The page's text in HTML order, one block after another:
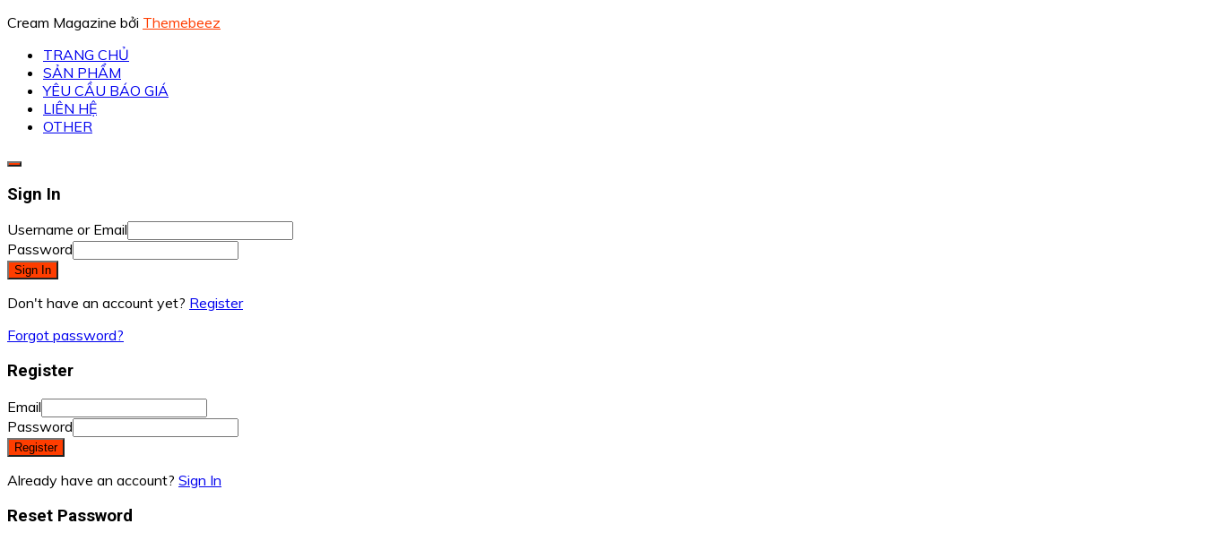
Cream Magazine bởi Themebeez
TRANG CHỦ
SẢN PHẨM
YÊU CẦU BÁO GIÁ
LIÊN HỆ
OTHER
Sign In
Username or Email
Password
Sign In
Don't have an account yet? Register
Forgot password?
Register
Email
Password
Register
Already have an account? Sign In
Reset Password